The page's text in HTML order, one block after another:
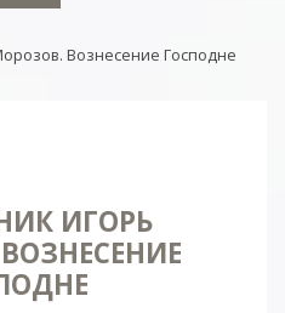
Вознесение Господне
ИГОРЬ